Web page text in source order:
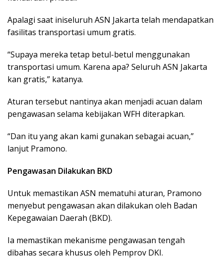
Apalagi saat iniseluruh ASN Jakarta telah mendapatkan
fasilitas transportasi umum gratis.
“Supaya mereka tetap betul-betul menggunakan
transportasi umum. Karena apa? Seluruh ASN Jakarta
kan gratis,” katanya.
Aturan tersebut nantinya akan menjadi acuan dalam
pengawasan selama kebijakan WFH diterapkan.
“Dan itu yang akan kami gunakan sebagai acuan,”
lanjut Pramono.
Pengawasan Dilakukan BKD
Untuk memastikan ASN mematuhi aturan, Pramono
menyebut pengawasan akan dilakukan oleh Badan
Kepegawaian Daerah (BKD).
Ia memastikan mekanisme pengawasan tengah
dibahas secara khusus oleh Pemprov DKI.